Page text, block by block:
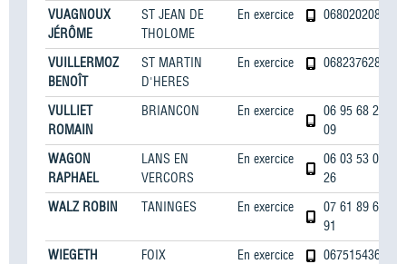
VUAGNOUX
JÉRÔME
ST JEAN DE
THOLOME
En exercice 0680202085
VUILLERMOZ
BENOÎT
ST MARTIN
D'HERES
En exercice 0682376280
VULLIET
ROMAIN
BRIANCON En exercice
06 95 68 26
09
WAGON
RAPHAEL
LANS EN
VERCORS
En exercice
06 03 53 06
26
WALZ ROBIN
TANINGES En exercice
07 61 89 64
91
WIEGETH
FOIX En exercice 0675154367